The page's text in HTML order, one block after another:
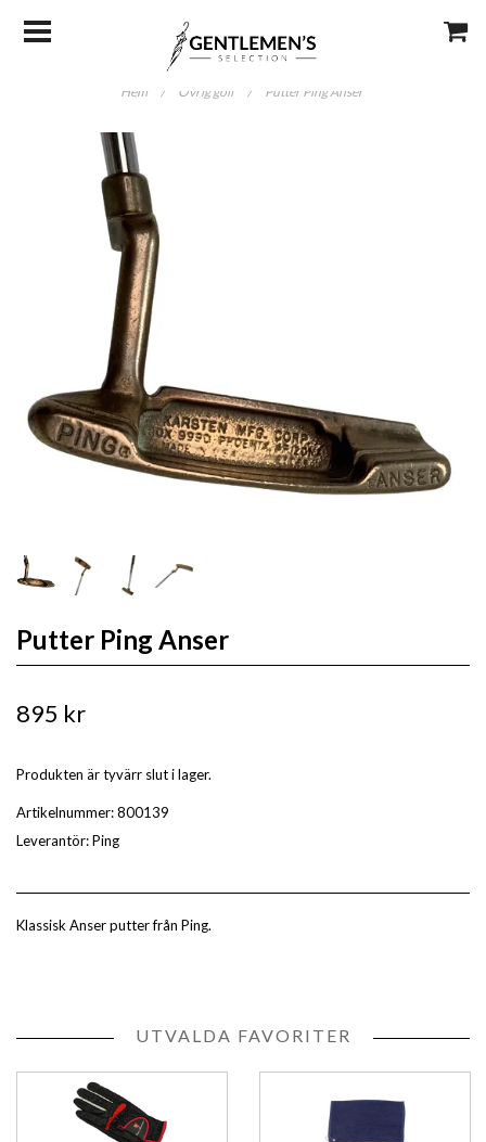
Hem / Övrig golf / Putter Ping Anser
Putter Ping Anser
895 kr
Produkten är tyvärr slut i lager.
Artikelnummer:800139
Leverantör:Ping
Klassisk Anser putter från Ping.
UTVALDA FAVORITER